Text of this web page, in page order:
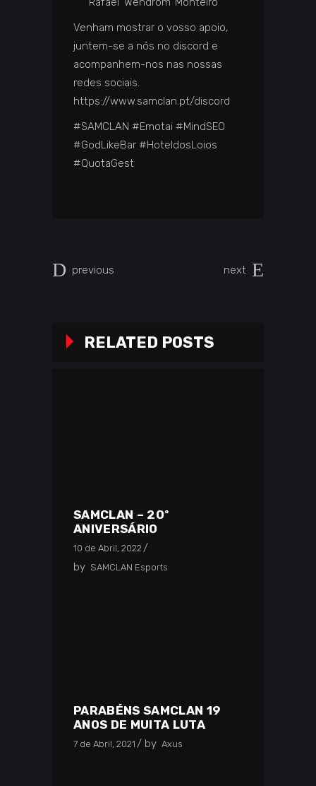
Venham mostrar o vosso apoio,
juntem-se a nós no discord e
acompanhem-nos nas nossas
redes sociais.
https://www.samclan.pt/discord
#SAMCLAN #Emotai #MindSEO
#GodLikeBar #HoteldosLoios
#QuotaGest
previous next
RELATED POSTS
SAMCLAN – 20º
ANIVERSÁRIO
10 de Abril, 2022
by SAMCLAN Esports
PARABÉNS SAMCLAN 19
ANOS DE MUITA LUTA
7 de Abril, 2021 by Axus